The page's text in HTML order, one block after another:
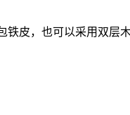
皮，也可以采用双层